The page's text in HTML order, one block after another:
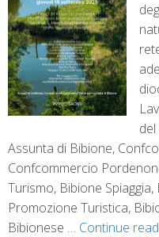
Assunta di Bibione,
Confcommercio
Turismo, Bibione
Promozione Turistica,
Bibionese … Continue